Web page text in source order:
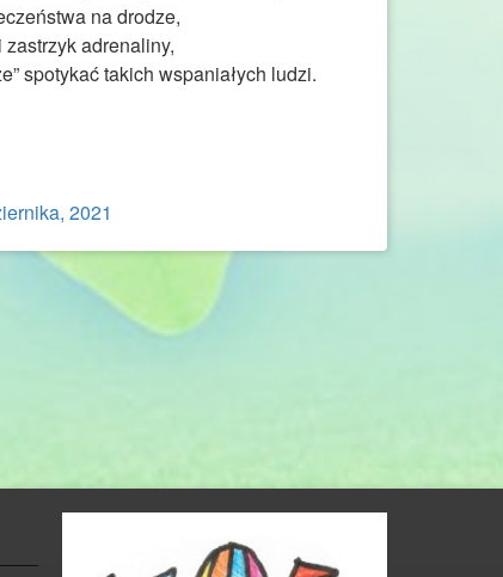
na drodze,
adrenaliny,
spotykać takich wspaniałych ludzi.
2021